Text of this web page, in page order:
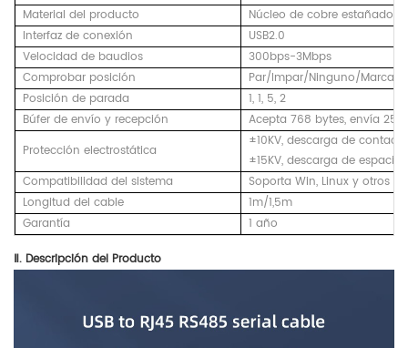
Material del producto
Núcleo de cobre estañado,
Interfaz de conexión
USB2.0
Velocidad de baudios
300bps-3Mbps
Comprobar posición
Par/Impar/Ninguno/Marca/
Posición de parada
1, 1, 5, 2
Búfer de envío y recepción
Acepta 768 bytes, envía 256
Protección electrostática
±10KV, descarga de
±15KV, descarga de
Compatibilidad del sistema
Soporta Win, Linux y otros
Longitud del cable
1m/1,5m
Garantía
1 año
Ⅱ. Descripción del Producto